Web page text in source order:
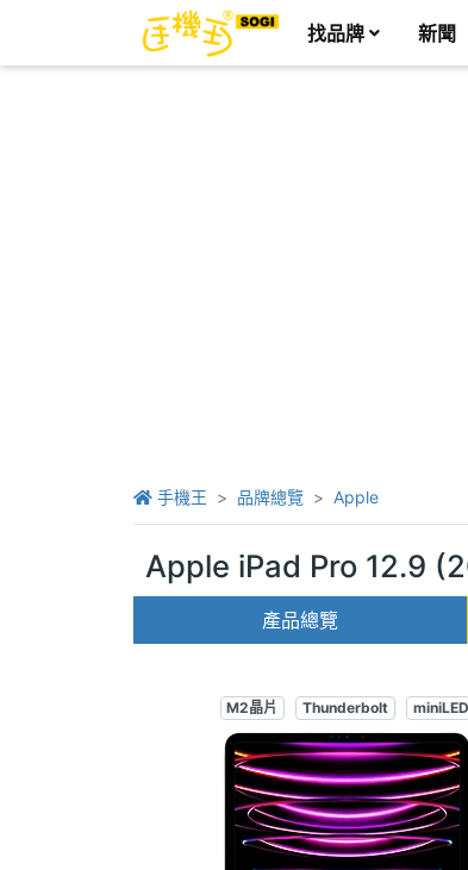
找品牌 新聞
手機王 品牌總覽 Apple
Apple iPad Pro 12.9
產品總覽
M2晶片 Thunderbolt miniLED